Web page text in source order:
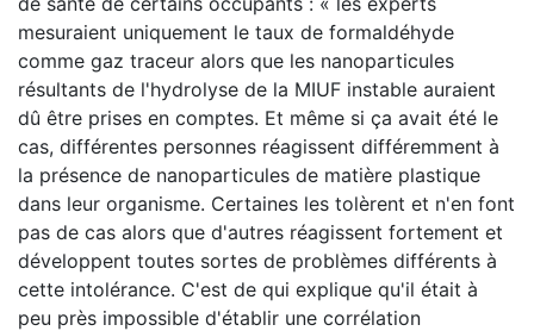
mesuraient uniquement le taux de formaldéhyde
comme gaz traceur alors que les nanoparticules
résultants de l'hydrolyse de la MIUF instable auraient
dû être prises en comptes. Et même si ça avait été le
cas, différentes personnes réagissent différemment à
la présence de nanoparticules de matière plastique
dans leur organisme. Certaines les tolèrent et n'en font
pas de cas alors que d'autres réagissent fortement et
développent toutes sortes de problèmes différents à
cette intolérance. C'est de qui explique qu'il était à
peu près impossible d'établir une corrélation